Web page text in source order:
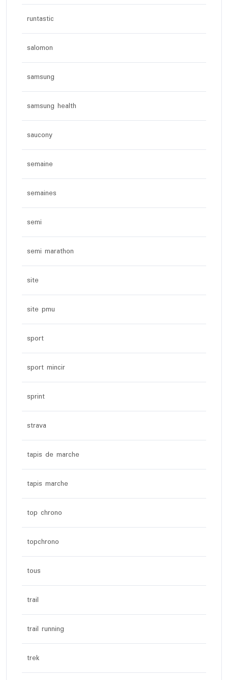
runtastic
salomon
samsung
samsung health
saucony
semaine
semaines
semi
semi marathon
site
site pmu
sport
sport mincir
sprint
strava
tapis de marche
tapis marche
top chrono
topchrono
tous
trail
trail running
trek